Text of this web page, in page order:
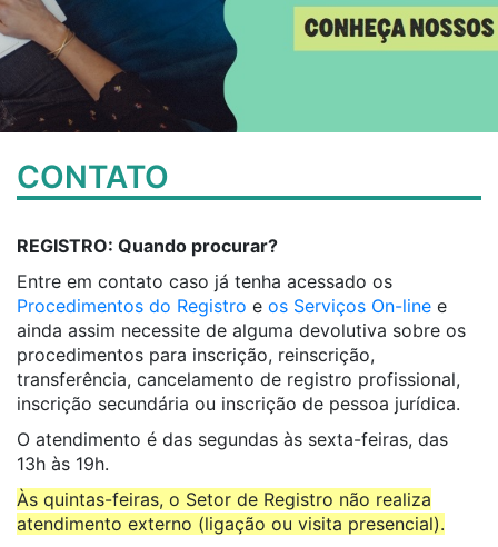
CONTATO
REGISTRO: Quando procurar?
Entre em contato caso já tenha acessado os
Procedimentos do Registro e os Serviços On-line e
ainda assim necessite de alguma devolutiva sobre os
procedimentos para inscrição, reinscrição,
transferência, cancelamento de registro profissional,
inscrição secundária ou inscrição de pessoa jurídica.
O atendimento é das segundas às sexta-feiras, das
13h às 19h.
Às quintas-feiras, o Setor de Registro não realiza
atendimento externo (ligação ou visita presencial).